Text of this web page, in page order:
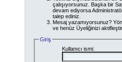
çalışıyorsunuz. Başka bir
devam ediyorsa
talep ediniz.
Mesaj yazamıyorsunuz?
ve henüz Üyeliğinizi
Giriş
Kullanıcı ismi: